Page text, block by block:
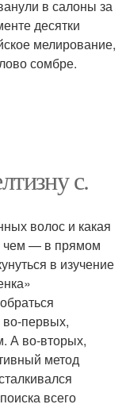
в салоны за
десятки
мелирование,
сомбре.
с.
волос и какая
чем — в прямом
в изучение
во-первых,
А во-вторых,
метод
всего